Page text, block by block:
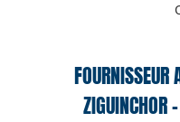
ZIGUINCHOR